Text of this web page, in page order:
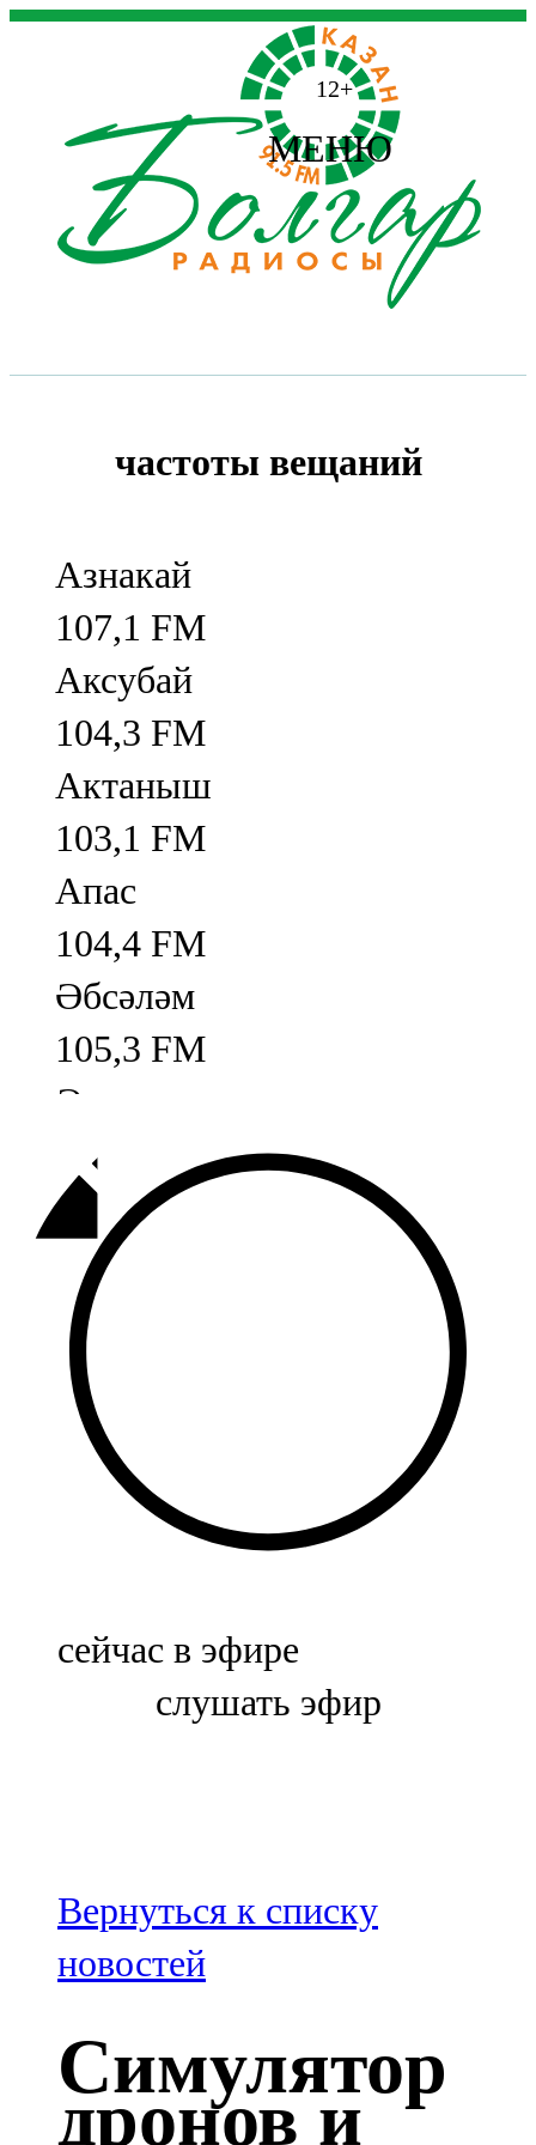
12+
МЕНЮ
частоты вещаний
Азнакай
107,1 FM
Аксубай
104,3 FM
Актаныш
103,1 FM
Апас
104,4 FM
Әбсәләм
105,3 FM
Әлмәт
92,9 FM
Базарлы матак
107,1 FM
Балык бистәсе
104,9 FM
Баулы
107,5 FM
Биләр
Болгар
100,3 FM
Зәй
106,6 FM
Кадыбаш
105,2 FM
сейчас в эфире
слушать эфир
Вернуться к списку
новостей
Симулятор
дронов и